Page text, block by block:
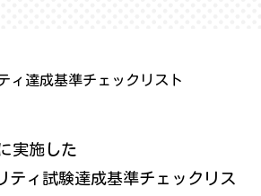
ィ達成基準チェックリスト
実施した
ティ試験達成基準チェックリス